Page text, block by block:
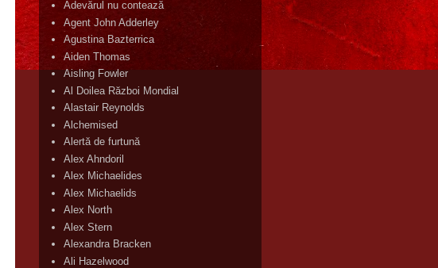
Adevărul nu contează
Agent John Adderley
Agustina Bazterrica
Aiden Thomas
Aisling Fowler
Al Doilea Război Mondial
Alastair Reynolds
Alchemised
Alertă de furtună
Alex Ahndoril
Alex Michaelides
Alex Michaelids
Alex North
Alex Stern
Alexandra Bracken
Ali Hazelwood